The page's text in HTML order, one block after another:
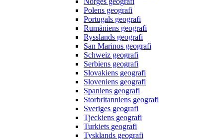
Polens geografi
Portugals geografi
Rumäniens geografi
Rysslands geografi
San Marinos geografi
Schweiz geografi
Serbiens geografi
Slovakiens geografi
Sloveniens geografi
Spaniens geografi
Storbritanniens geografi
Sveriges geografi
Tjeckiens geografi
Turkiets geografi
Tysklands geografi